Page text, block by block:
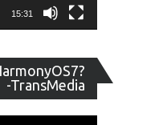
15:31
-TransMedia
de
vídeo